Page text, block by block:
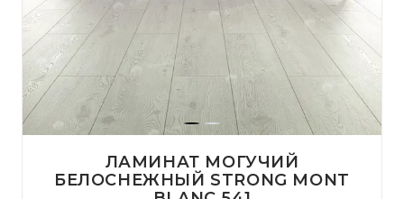
ЛАМИНАТ МОГУЧИЙ
БЕЛОСНЕЖНЫЙ STRONG MONT